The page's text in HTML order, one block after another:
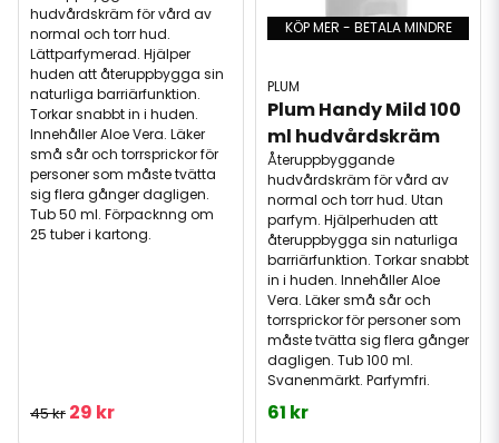
hudvårdskräm för vård av
normal och torr hud.
Lättparfymerad. Hjälper
huden att återuppbygga sin
naturliga barriärfunktion.
Torkar snabbt in i huden.
Innehåller Aloe Vera. Läker
små sår och torrsprickor för
personer som måste tvätta
sig flera gånger dagligen.
Tub 50 ml. Förpacknng om
25 tuber i kartong.
45 kr 29 kr
KÖP MER - BETALA MINDRE
PLUM
Plum Handy Mild 100
ml hudvårdskräm
Återuppbyggande
hudvårdskräm för vård av
normal och torr hud. Utan
parfym. Hjälperhuden att
återuppbygga sin naturliga
barriärfunktion. Torkar snabbt
in i huden. Innehåller Aloe
Vera. Läker små sår och
torrsprickor för personer som
måste tvätta sig flera gånger
dagligen. Tub 100 ml.
Svanenmärkt. Parfymfri.
61 kr